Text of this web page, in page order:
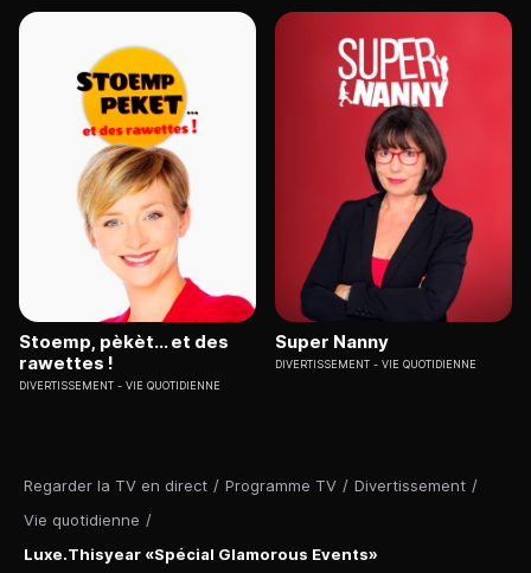
Regarder la TV en direct / Programme TV / Divertissement /
Vie quotidienne /
Luxe.Thisyear «Spécial Glamorous Events»
Stoemp, pèkèt... et des
rawettes !
DIVERTISSEMENT VIE QUOTIDIENNE
Super Nanny
DIVERTISSEMENT VIE QUOTIDIENNE